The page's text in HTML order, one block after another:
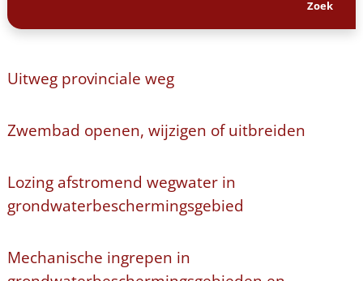
Uitweg provinciale weg
Zwembad openen, wijzigen of uitbreiden
Lozing afstromend wegwater in
grondwaterbeschermingsgebied
Mechanische ingrepen in